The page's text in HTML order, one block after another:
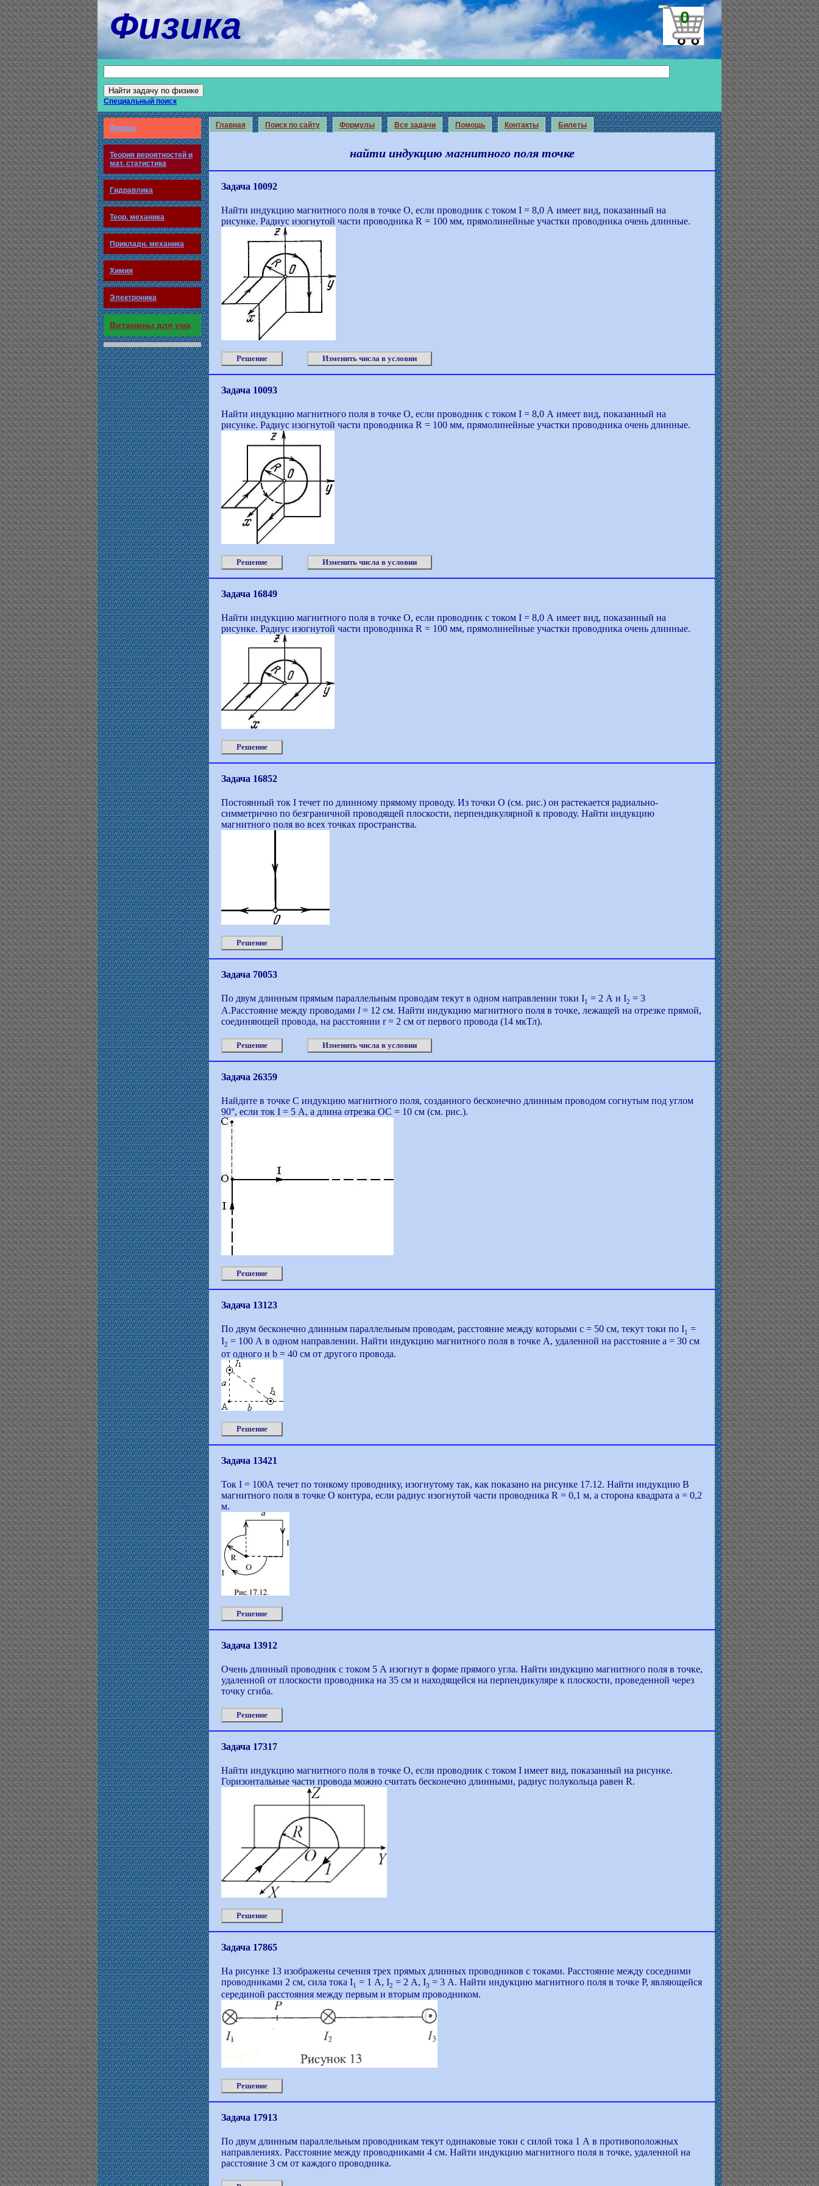
Физика 0
Специальный поиск
Физика
Теория вероятностей и
мат. статистика
Гидравлика
Теор. механика
Прикладн. механика
Химия
Электроника
Витамины для ума
Главная Поиск по сайту Формулы Все задачи Помощь Контакты Билеты
найти индукцию магнитного поля точке
Задача 10092
Найти индукцию магнитного поля в точке О, если проводник с током I = 8,0 А имеет вид, показанный на
рисунке. Радиус изогнутой части проводника R = 100 мм, прямолинейные участки проводника очень длинные.
Решение Изменить числа в условии
Задача 10093
Найти индукцию магнитного поля в точке О, если проводник с током I = 8,0 А имеет вид, показанный на
рисунке. Радиус изогнутой части проводника R = 100 мм, прямолинейные участки проводника очень длинные.
Решение Изменить числа в условии
Задача 16849
Найти индукцию магнитного поля в точке О, если проводник с током I = 8,0 А имеет вид, показанный на
рисунке. Радиус изогнутой части проводника R = 100 мм, прямолинейные участки проводника очень длинные.
Решение
Задача 16852
Постоянный ток I течет по длинному прямому проводу. Из точки О (см. рис.) он растекается радиально-
симметрично по безграничной проводящей плоскости, перпендикулярной к проводу. Найти индукцию
магнитного поля во всех точках пространства.
Решение
Задача 70053
По двум длинным прямым параллельным проводам текут в одном направлении токи I1 = 2 А и I2 = 3
A.Расстояние между проводами l = 12 см. Найти индукцию магнитного поля в точке, лежащей на отрезке прямой,
соединяющей провода, на расстоянии r = 2 см от первого провода (14 мкТл).
Решение Изменить числа в условии
Задача 26359
Найдите в точке С индукцию магнитного поля, созданного бесконечно длинным проводом согнутым под углом
90°, если ток I = 5 А, а длина отрезка ОС = 10 см (см. рис.).
Решение
Задача 13123
По двум бесконечно длинным параллельным проводам, расстояние между которыми с = 50 см, текут токи по I1 =
I2 = 100 А в одном направлении. Найти индукцию магнитного поля в точке А, удаленной на расстояние а = 30 см
от одного и b = 40 см от другого провода.
Решение
Задача 13421
Ток I = 100А течет по тонкому проводнику, изогнутому так, как показано на рисунке 17.12. Найти индукцию В
магнитного поля в точке О контура, если радиус изогнутой части проводника R = 0,1 м, а сторона квадрата a = 0,2
м.
Решение
Задача 13912
Очень длинный проводник с током 5 А изогнут в форме прямого угла. Найти индукцию магнитного поля в точке,
удаленной от плоскости проводника на 35 см и находящейся на перпендикуляре к плоскости, проведенной через
точку сгиба.
Решение
Задача 17317
Найти индукцию магнитного поля в точке О, если проводник с током І имеет вид, показанный на рисунке.
Горизонтальные части провода можно считать бесконечно длинными, радиус полукольца равен R.
Решение
Задача 17865
На рисунке 13 изображены сечения трех прямых длинных проводников с токами. Расстояние между соседними
проводниками 2 см, сила тока I1 = 1 А, I2 = 2 А, I3 = 3 А. Найти индукцию магнитного поля в точке Р, являющейся
серединой расстояния между первым и вторым проводником.
Решение
Задача 17913
По двум длинным параллельным проводникам текут одинаковые токи с силой тока 1 А в противоположных
направлениях. Расстояние между проводниками 4 см. Найти индукцию магнитного поля в точке, удаленной на
расстояние 3 см от каждого проводника.